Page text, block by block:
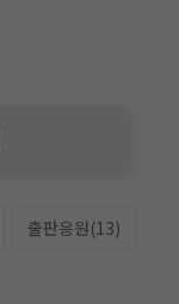
출판응원(13)